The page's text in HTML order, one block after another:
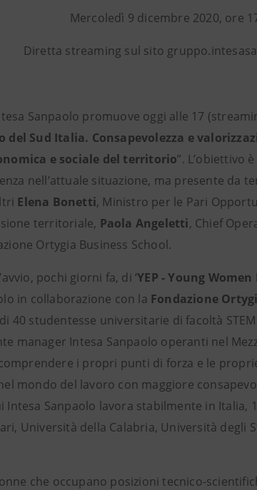
Mercoledì 9 dicembre 2020, ore
Diretta streaming sul sito
Sanpaolo promuove oggi alle 17
del Sud Italia. Consapevolezza e
e sociale del territorio”. L’obiettivo
nell’attuale situazione, ma presente da
Elena Bonetti, Ministro per le Pari
territoriale, Paola Angeletti, Chief
Ortygia Business School.
pochi giorni fa, di ‘YEP - Young
in collaborazione con la Fondazione
40 studentesse universitarie di facoltà
manager Intesa Sanpaolo operanti nel
i propri punti di forza e le
mondo del lavoro con maggiore
Intesa Sanpaolo lavora stabilmente in Italia,
Università della Calabria, Università degli
che occupano posizioni tecnico-